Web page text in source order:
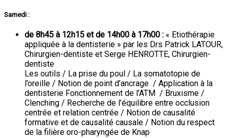
Samedi :
de 8h45 à 12h15 et de 14h00 à 17h00 : « Etiothérapie
appliquée à la dentisterie » par les Drs Patrick LATOUR,
Chirurgien-dentiste et Serge HENROTTE, Chirurgien-
dentiste
Les outils / La prise du poul / La somatotopie de
l’oreille / Notion de point d’ancrage / Application à la
dentisterie Fonctionnement de l’ATM / Bruxisme /
Clenching / Recherche de l’équilibre entre occlusion
centrée et relation centrée / Notion de causalité
formative et de causalité causale / Notion du respect
de la filière oro-pharyngée de Knap